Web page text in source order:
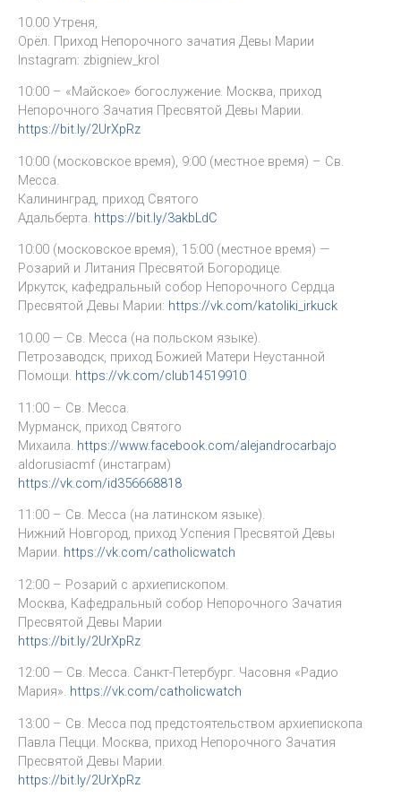
10.00 Утреня,
Орёл. Приход Непорочного зачатия Девы Марии
Instagram: zbigniew_krol
10:00 – «Майское» богослужение. Москва, приход
Непорочного Зачатия Пресвятой Девы Марии.
https://bit.ly/2UrXpRz
10:00 (московское время), 9:00 (местное время) – Св.
Месса.
Калининград, приход Святого
Адальберта. https://bit.ly/3akbLdC
10:00 (московское время), 15:00 (местное время) —
Розарий и Литания Пресвятой Богородице.
Иркутск, кафедральный собор Непорочного Сердца
Пресвятой Девы Марии: https://vk.com/katoliki_irkuck
10.00 — Св. Месса (на польском языке).
Петрозаводск, приход Божией Матери Неустанной
Помощи. https://vk.com/club14519910
11:00 – Св. Месса.
Мурманск, приход Святого
Михаила. https://www.facebook.com/alejandrocarbajo
aldorusiacmf (инстаграм)
https://vk.com/id356668818
11:00 – Св. Месса (на латинском языке).
Нижний Новгород, приход Успения Пресвятой Девы
Марии. https://vk.com/catholicwatch
12:00 – Розарий с архиепископом.
Москва, Кафедральный собор Непорочного Зачатия
Пресвятой Девы Марии
https://bit.ly/2UrXpRz
12:00 — Св. Месса. Санкт-Петербург. Часовня «Радио
Мария». https://vk.com/catholicwatch
13:00 – Св. Месса под предстоятельством архиепископа
Павла Пецци. Москва, приход Непорочного Зачатия
Пресвятой Девы Марии.
https://bit.ly/2UrXpRz